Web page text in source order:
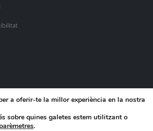
a oferir-te la millor experiència en la nostra
sobre quines galetes estem utilitzant o
parèmetres.